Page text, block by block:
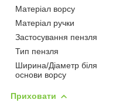
Матеріал ворсу
Матеріал ручки
Застосування пензля
Тип пензля
Ширина/Діаметр біля
основи ворсу
Приховати